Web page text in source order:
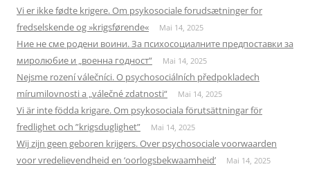
Vi er ikke fødte krigere. Om psykosociale forudsætninger for
fredselskende og »krigsførende«
Mai 14, 2025
Ние не сме родени воини. За психосоциалните предпоставки за
миролюбие и „военна годност“
Mai 14, 2025
Nejsme rození válečníci. O psychosociálních předpokladech
mírumilovnosti a „válečné zdatnosti“
Mai 14, 2025
Vi är inte födda krigare. Om psykosociala förutsättningar för
fredlighet och ”krigsduglighet”
Mai 14, 2025
Wij zijn geen geboren krijgers. Over psychosociale voorwaarden
voor vredelievendheid en ‘oorlogsbekwaamheid’
Mai 14, 2025